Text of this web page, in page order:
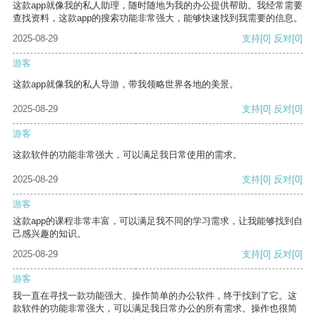
这款app就像我的私人助理，随时随地为我的办公提供帮助。我经常需要
查找资料，这款app的搜索功能非常强大，能够快速找到我需要的信息。
2025-08-29
支持[0] 反对[0]
游客
这款app就像我的私人导游，带我领略世界各地的美景。
2025-08-29 支持[0] 反对[0]
游客
这款软件的功能非常强大，可以满足我日常使用的需求。
2025-08-29 支持[0] 反对[0]
游客
这款app的课程非常丰富，可以满足我不同的学习需求，让我能够找到自
己感兴趣的知识。
2025-08-29
支持[0] 反对[0]
游客
我一直在寻找一款功能强大、操作简单的办公软件，终于找到了它。这
款软件的功能非常强大，可以满足我日常办公的所有需求。操作也很简